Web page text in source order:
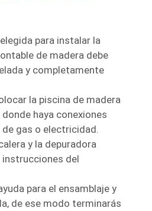
para instalar la
de madera debe
y completamente
la piscina de madera
haya conexiones
gas o electricidad.
y la depuradora
del
para el ensamblaje y
de ese modo terminarás